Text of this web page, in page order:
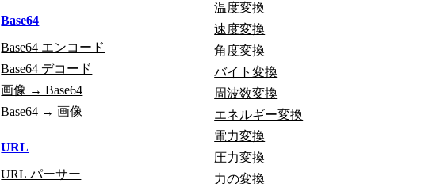
Base64
Base64 エンコード
Base64 デコード
画像 → Base64
Base64 → 画像
URL
URL パーサー
温度変換
速度変換
角度変換
バイト変換
周波数変換
エネルギー変換
電力変換
圧力変換
力の変換